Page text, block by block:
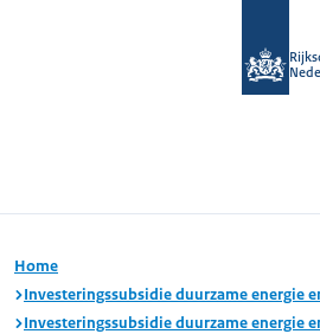
Home
Investeringssubsidie duurzame energie
Investeringssubsidie duurzame energie